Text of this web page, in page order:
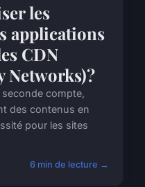
les
applications
CDN
Networks)?
compte,
des contenus en
pour les sites
6 min de lecture →